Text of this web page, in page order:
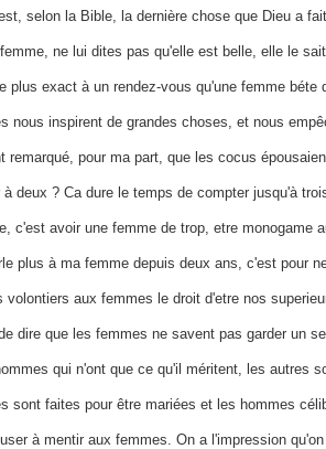
selon la Bible, la dernière chose que Dieu a
ne lui dites pas qu'elle est belle, elle le
plus exact à un rendez-vous qu'une femme béte
nous inspirent de grandes choses, et nous
remarqué, pour ma part, que les cocus
à deux ? Ca dure le temps de compter jusqu'à
c'est avoir une femme de trop, etre monogame
plus à ma femme depuis deux ans, c'est pour
volontiers aux femmes le droit d'etre nos
dire que les femmes ne savent pas garder un
qui n'ont que ce qu'il méritent, les autres
sont faites pour être mariées et les hommes
à mentir aux femmes. On a l'impression